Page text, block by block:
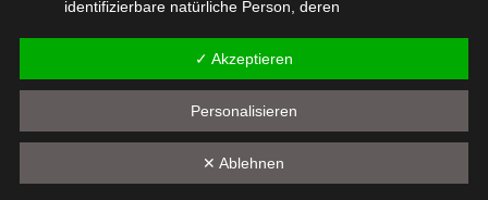
Konzentrat. Dieses schüttet Ihr etwa zur Hälfte in
Flasche und füllt den Rest mit Wasser auf. Übrigens
können die Reagenzgläser gesammelt und später
in einen Gutschein eingetauscht werden.
identifizierbare natürliche Person, deren
Verantwortlichen verarbeitet werden.
c) Verarbeitung
Verarbeitung ist jeder mit oder ohne Hilfe automatisierter
Verfahren ausgeführte Vorgang oder jede solche
✓ Akzeptieren
Personalisieren
✕ Ablehnen